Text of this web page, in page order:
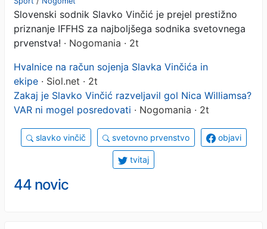
sodnika svetovnega
prvenstva
Slovenski sodnik Slavko Vinčić je prejel prestižno
priznanje IFFHS za najboljšega sodnika svetovnega
prvenstva! · Nogomania · 2t
Hvalnice na račun sojenja Slavka Vinčića in
ekipe · Siol.net · 2t
Zakaj je Slavko Vinčić razveljavil gol Nica Williamsa?
VAR ni mogel posredovati · Nogomania · 2t
slavko vinčič svetovno prvenstvo objavi
tvitaj
44 novic